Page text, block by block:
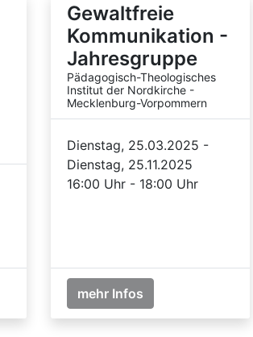
Gewaltfreie
Kommunikation -
Jahresgruppe
Pädagogisch-Theologisches
Institut der Nordkirche -
Mecklenburg-Vorpommern
Dienstag, 25.03.2025 -
Dienstag, 25.11.2025
16:00 Uhr - 18:00 Uhr
mehr Infos